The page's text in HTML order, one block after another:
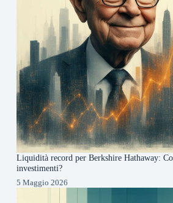
Liquidità record per Berkshire Hathaway:
investimenti?
5 Maggio 2026